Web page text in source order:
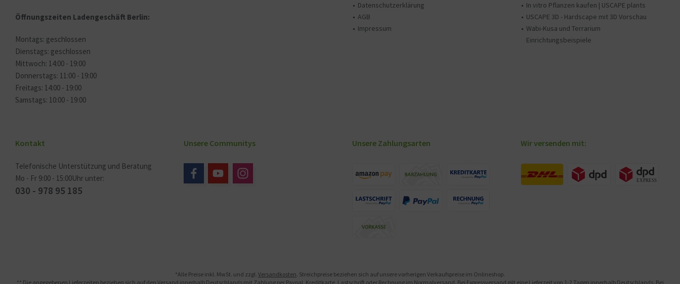
Öffnungszeiten Ladengeschäft Berlin:
Montags: geschlossen
Dienstags: geschlossen
Mittwoch: 14:00 - 19:00
Donnerstags: 11:00 - 19:00
Freitags: 14:00 - 19:00
Samstags: 10:00 - 19:00
Datenschutzerklärung
AGB
Impressum
In vitro Pflanzen kaufen | USCAPE plants
USCAPE 3D - Hardscape mit 3D Vorschau
Wabi-Kusa und Terrarium
Einrichtungsbeispiele
Kontakt
Telefonische Unterstützung und Beratung
Mo - Fr 9:00 - 15:00Uhr unter:
030 - 978 95 185
Unsere Communitys Unsere Zahlungsarten Wir versenden mit:
*Alle Preise inkl. MwSt. und zzgl. Versandkosten. Streichpreise beziehen sich auf unsere vorherigen Verkaufspreise im Onlineshop.
** Die angegebenen Lieferzeiten beziehen sich auf den Versand innerhalb Deutschlands mit Zahlung per Paypal, Kreditkarte, Lastschrift oder Rechnung im Normalversand. Bei Expressversand gilt eine Lieferzeit von 1-2 Tagen innerhalb Deutschlands. Bei